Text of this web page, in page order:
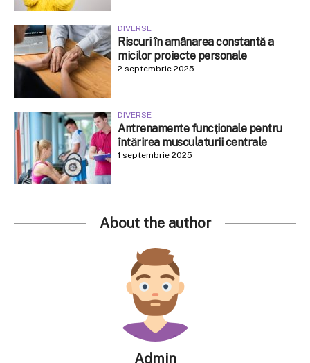
DIVERSE
Riscuri în amânarea constantă a
micilor proiecte personale
2 septembrie 2025
DIVERSE
Antrenamente funcționale pentru
întărirea musculaturii centrale
1 septembrie 2025
About the author
Admin